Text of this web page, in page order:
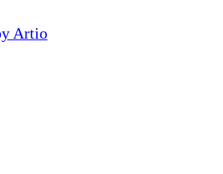
Artio